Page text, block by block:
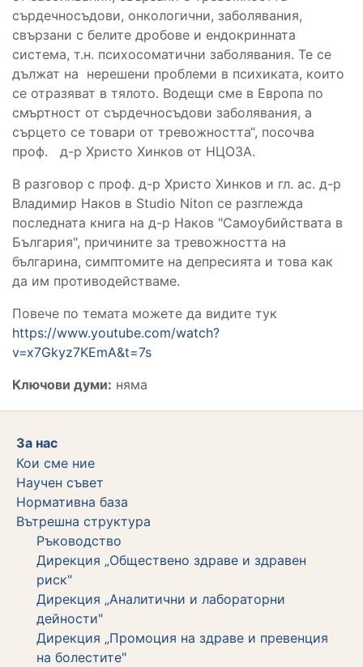
сърдечносъдови, онкологични, заболявания,
свързани с белите дробове и ендокринната
система, т.н. психосоматични заболявания. Те се
дължат на нерешени проблеми в психиката, които
се отразяват в тялото. Водещи сме в Европа по
смъртност от сърдечносъдови заболявания, а
сърцето се товари от тревожността“, посочва
проф. д-р Христо Хинков от НЦОЗА.
В разговор с проф. д-р Христо Хинков и гл. ас. д-р
Владимир Наков в Studio Niton се разглежда
последната книга на д-р Наков "Самоубийствата в
България", причините за тревожността на
българина, симптомите на депресията и това как
да им противодействаме.
Повече по темата можете да видите тук
https://www.youtube.com/watch?
v=x7Gkyz7KEmA&t=7s
Ключови думи: няма
За нас
Кои сме ние
Научен съвет
Нормативна база
Вътрешна структура
Ръководство
Дирекция „Обществено здраве и здравен
риск"
Дирекция „Аналитични и лабораторни
дейности"
Дирекция „Промоция на здраве и превенция
на болестите"